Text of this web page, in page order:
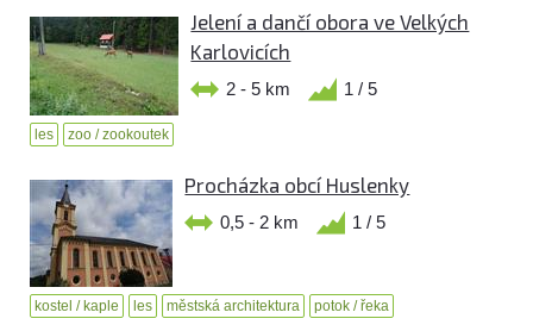
Jelení a dančí obora ve Velkých
Karlovicích
2 - 5 km 1 / 5
les zoo / zookoutek
Procházka obcí Huslenky
0,5 - 2 km 1 / 5
kostel / kaple les městská architektura potok / řeka